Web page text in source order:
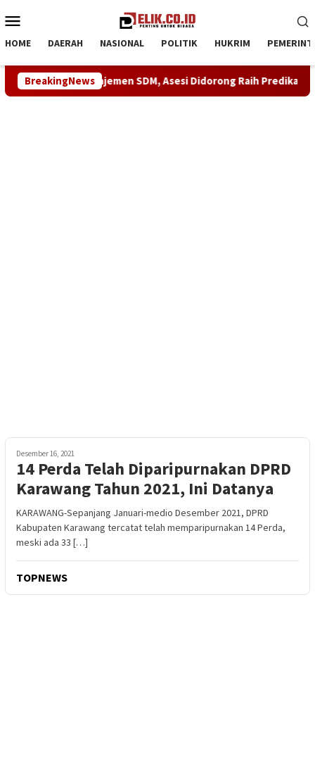
ke
Mobile
HOME DAERAH NASIONAL POLITIK HUKRIM
BreakingNews
Manajemen SDM, Asesi Didorong Raih Predikat Kompeten
Desember 16, 2021
14 Perda Telah Diparipurnakan DPRD
Karawang Tahun 2021, Ini Datanya
KARAWANG-Sepanjang Januari-medio Desember 2021, DPRD
Kabupaten Karawang tercatat telah memparipurnakan 14 Perda,
meski ada 33 […]
TOPNEWS